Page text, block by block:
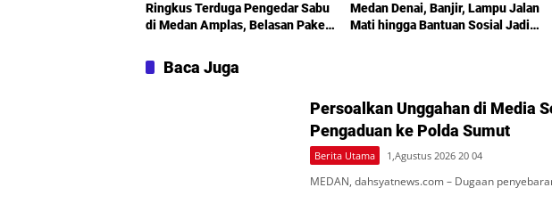
Ringkus Terduga Pengedar Sabu
di Medan Amplas, Belasan Paket
Medan Denai, Banjir, Lampu Jalan
Mati hingga Bantuan Sosial Jadi
Baca Juga
Persoalkan Unggahan di Media
Pengaduan ke Polda Sumut
Berita Utama 1,Agustus 2026 20 04
MEDAN, dahsyatnews.com – Dugaan